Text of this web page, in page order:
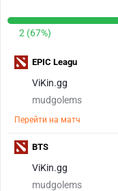
2 (67%)
ViKin.gg
mudgolems
Перейти на матч
EPIC Leagu
ViKin.gg
mudgolems
BTS